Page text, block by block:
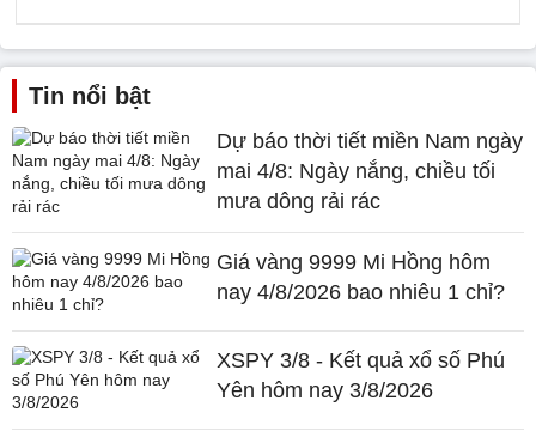
Tin nổi bật
Dự báo thời tiết miền Nam ngày
mai 4/8: Ngày nắng, chiều tối
mưa dông rải rác
Giá vàng 9999 Mi Hồng hôm
nay 4/8/2026 bao nhiêu 1 chỉ?
XSPY 3/8 - Kết quả xổ số Phú
Yên hôm nay 3/8/2026